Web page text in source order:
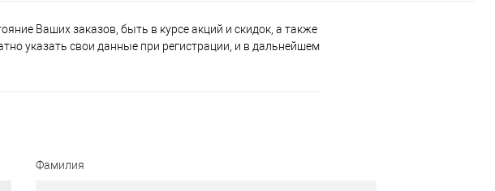
Ваших заказов, быть в курсе акций и скидок, а также
указать свои данные при регистрации, и в дальнейшем
Фамилия